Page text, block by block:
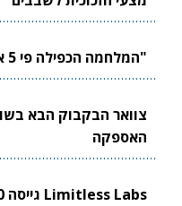
"המלחמה הכפילה פי 5 את שוק הייצור המיידי"
האספקה